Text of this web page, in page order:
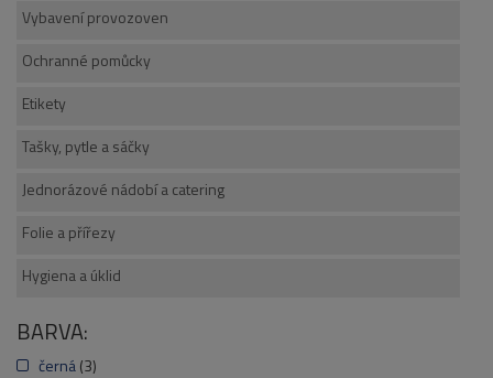
Vybavení provozoven
Ochranné pomůcky
Etikety
Tašky, pytle a sáčky
Jednorázové nádobí a catering
Folie a přířezy
Hygiena a úklid
BARVA:
černá (3)